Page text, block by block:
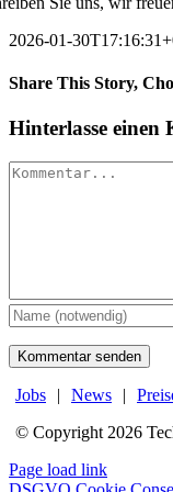
2026-01-
Share This Story,
LinkedIn
E-
Hinterlasse einen
Kommentar
Jobs | News |
© Copyright 2026
LinkedIn
Page load link